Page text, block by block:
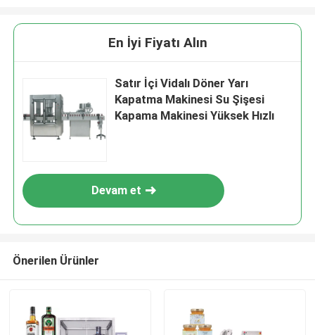
En İyi Fiyatı Alın
Satır İçi Vidalı Döner Yarı
Kapatma Makinesi Su Şişesi
Kapama Makinesi Yüksek Hızlı
Devam et
Önerilen Ürünler